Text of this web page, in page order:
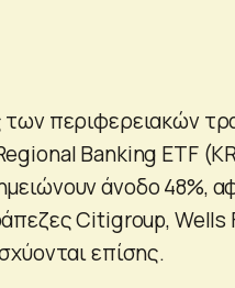
των περιφερειακών
Banking ETF
άνοδο 48%,
Citigroup, Wells
επίσης.